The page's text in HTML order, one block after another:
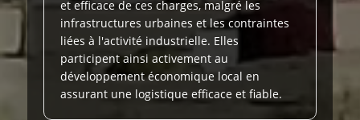
et efficace de ces charges, malgré les
infrastructures urbaines et les contraintes
liées à l'activité industrielle. Elles
participent ainsi activement au
développement économique local en
assurant une logistique efficace et fiable.